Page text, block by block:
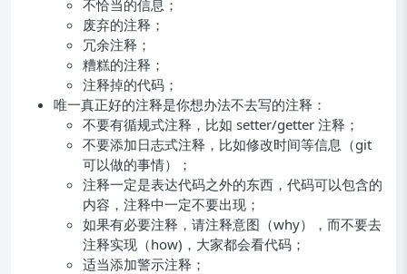
不恰当的信息；
废弃的注释；
冗余注释；
糟糕的注释；
注释掉的代码；
唯一真正好的注释是你想办法不去写的注释：
不要有循规式注释，比如 setter/getter 注释；
不要添加日志式注释，比如修改时间等信息（git
可以做的事情）；
注释一定是表达代码之外的东西，代码可以包含的
内容，注释中一定不要出现；
如果有必要注释，请注释意图（why），而不要去
注释实现（how)，大家都会看代码；
适当添加警示注释；